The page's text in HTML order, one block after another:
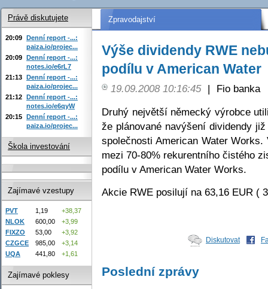
Zpravodajství
Výše dividendy RWE
podílu v American Water
19.09.2008 10:16:45 |
Fio banka
Druhý největší německý výrobce
že plánované navýšení dividendy
společnosti American Water
mezi 70-80% rekurentního čistého
podílu v American Water Works.
Akcie RWE posilují na 63,16 EUR (
Diskutovat
Poslední zprávy
Právě diskutujete
20:09 Denní report -...:
paiza.io/projec...
20:09 Denní report -...:
notes.io/e6rL7
21:13 Denní report -...:
paiza.io/projec...
21:12 Denní report -...:
notes.io/e6qyW
20:15 Denní report -...:
paiza.io/projec...
Škola investování
Zajímavé vzestupy
PVT 1,19
+38,37
NLOK
600,00
+3,99
FIXZO
53,00
+3,92
CZGCE
985,00
+3,14
UQA
441,80 +1,61
Zajímavé poklesy